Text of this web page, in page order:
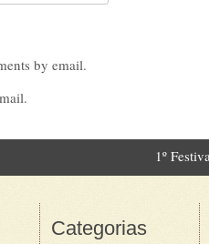
by email.
1º
Categorias